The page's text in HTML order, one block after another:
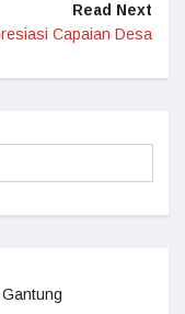
Read Next
Capaian Desa